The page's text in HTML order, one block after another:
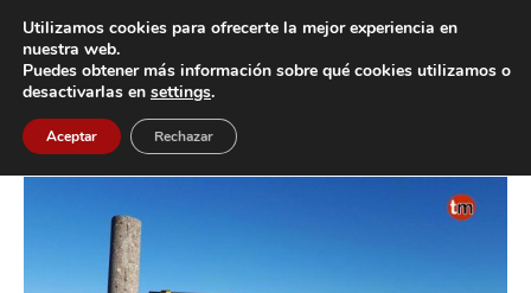
Inicio Etiquetas Mirador do Alto do Tetón
Etiqueta: Mirador do Alto do Tetón
Utilizamos cookies para ofrecerte la mejor experiencia en
nuestra web.
Puedes obtener más información sobre qué cookies utilizamos o
desactivarlas en settings.
Aceptar Rechazar